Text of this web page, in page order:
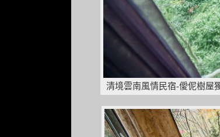
清境雲南風情民宿-僾伲樹屋